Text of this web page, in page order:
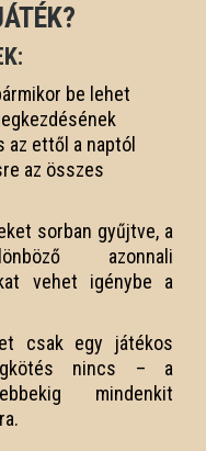
be lehet
az ettől a naptól
az összes
sorban gyűjtve, a
azonnali
vehet igénybe a
csak egy játékos
nincs – a
mindenkit